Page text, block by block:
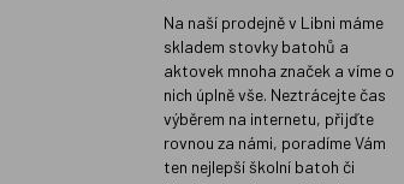
Na naší prodejně v Libni máme
skladem stovky batohů a
aktovek mnoha značek a víme o
nich úplně vše. Neztrácejte čas
výběrem na internetu, přijďte
rovnou za námi, poradíme Vám
ten nejlepší školní batoh či